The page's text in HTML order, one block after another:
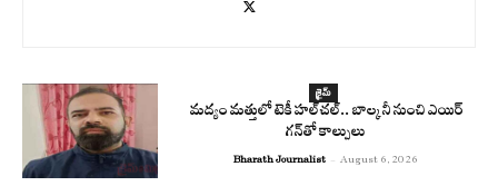
క్రైమ్
మద్యం మత్తులో టెకీ హల్‌చల్.. బాల్కనీ నుంచి ఎయిర్
గన్‌తో కాల్పులు
Bharath Journalist - August 6, 2026